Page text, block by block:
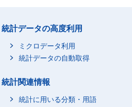
統計データの高度利用
ミクロデータ利用
統計データの自動取得
統計関連情報
統計に用いる分類・用語